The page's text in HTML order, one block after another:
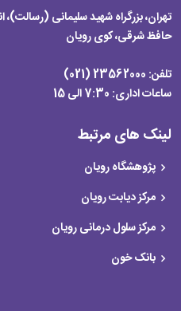
تهران، بزرگراه شهید سلیمانی
حافظ شرقی، کوی رویان
تلفن:
ساعات اداری:
لینک های مرتبط
پژوهشگاه رویان
مرکز دیابت رویان
مرکز سلول درمانی رویان
بانک خون